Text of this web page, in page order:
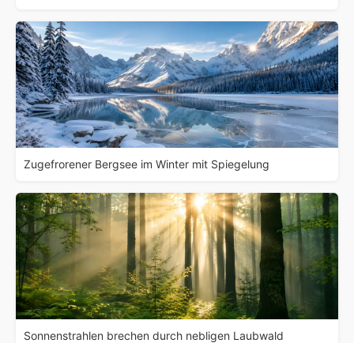
Zugefrorener Bergsee im Winter mit Spiegelung
Sonnenstrahlen brechen durch nebligen Laubwald